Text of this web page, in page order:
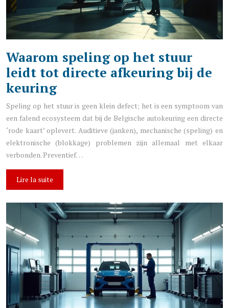
Waarom speling op het stuur
leidt tot directe afkeuring bij de
keuring
Speling op het stuur is geen klein defect; het is een symptoom van
een falend ecosysteem dat bij de Belgische autokeuring een directe
‘rode kaart’ oplevert. Auditieve (janken), mechanische (speling) en
elektronische (blokkage) problemen zijn allemaal met elkaar
verbonden. Preventief…
Lire la suite